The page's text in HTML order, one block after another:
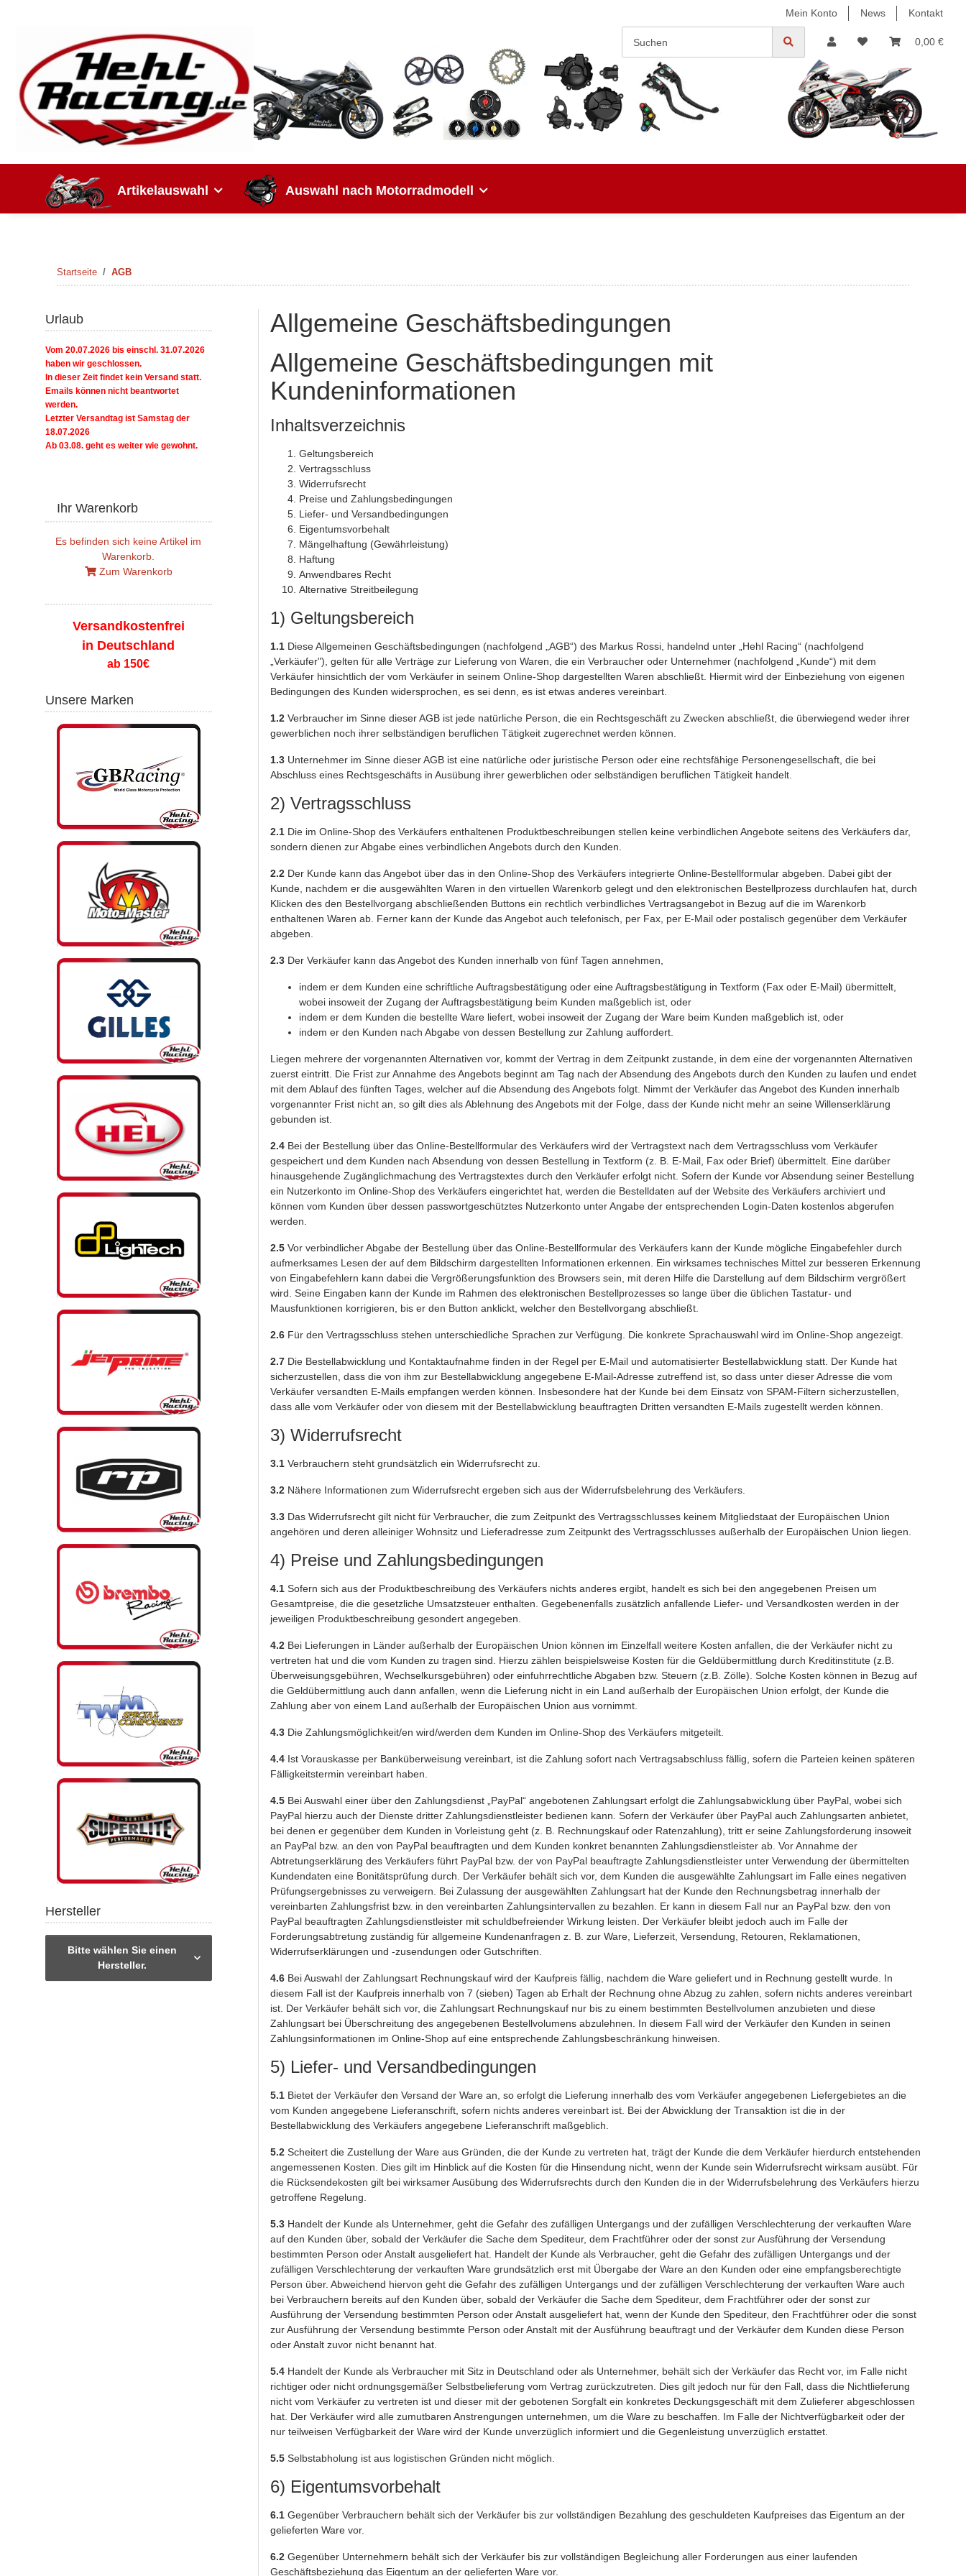
Mein Konto News Kontakt
0,00 €
Artikelauswahl Auswahl nach Motorradmodell
Startseite AGB
Allgemeine Geschäftsbedingungen
Allgemeine Geschäftsbedingungen mit
Kundeninformationen
Inhaltsverzeichnis
Geltungsbereich
Vertragsschluss
Widerrufsrecht
Preise und Zahlungsbedingungen
Liefer- und Versandbedingungen
Eigentumsvorbehalt
Mängelhaftung (Gewährleistung)
Haftung
Anwendbares Recht
Alternative Streitbeilegung
1) Geltungsbereich
1.1Diese Allgemeinen Geschäftsbedingungen (nachfolgend „AGB“) des Markus Rossi, handelnd unter „Hehl Racing“ (nachfolgend
„Verkäufer"), gelten für alle Verträge zur Lieferung von Waren, die ein Verbraucher oder Unternehmer (nachfolgend „Kunde“) mit dem
Verkäufer hinsichtlich der vom Verkäufer in seinem Online-Shop dargestellten Waren abschließt. Hiermit wird der Einbeziehung von eigenen
Bedingungen des Kunden widersprochen, es sei denn, es ist etwas anderes vereinbart.
1.2Verbraucher im Sinne dieser AGB ist jede natürliche Person, die ein Rechtsgeschäft zu Zwecken abschließt, die überwiegend weder ihrer
gewerblichen noch ihrer selbständigen beruflichen Tätigkeit zugerechnet werden können.
1.3Unternehmer im Sinne dieser AGB ist eine natürliche oder juristische Person oder eine rechtsfähige Personengesellschaft, die bei
Abschluss eines Rechtsgeschäfts in Ausübung ihrer gewerblichen oder selbständigen beruflichen Tätigkeit handelt.
2) Vertragsschluss
2.1Die im Online-Shop des Verkäufers enthaltenen Produktbeschreibungen stellen keine verbindlichen Angebote seitens des Verkäufers dar,
sondern dienen zur Abgabe eines verbindlichen Angebots durch den Kunden.
2.2Der Kunde kann das Angebot über das in den Online-Shop des Verkäufers integrierte Online-Bestellformular abgeben. Dabei gibt der
Kunde, nachdem er die ausgewählten Waren in den virtuellen Warenkorb gelegt und den elektronischen Bestellprozess durchlaufen hat, durch
Klicken des den Bestellvorgang abschließenden Buttons ein rechtlich verbindliches Vertragsangebot in Bezug auf die im Warenkorb
enthaltenen Waren ab. Ferner kann der Kunde das Angebot auch telefonisch, per Fax, per E-Mail oder postalisch gegenüber dem Verkäufer
abgeben.
2.3Der Verkäufer kann das Angebot des Kunden innerhalb von fünf Tagen annehmen,
indem er dem Kunden eine schriftliche Auftragsbestätigung oder eine Auftragsbestätigung in Textform (Fax oder E-Mail) übermittelt,
wobei insoweit der Zugang der Auftragsbestätigung beim Kunden maßgeblich ist, oder
indem er dem Kunden die bestellte Ware liefert, wobei insoweit der Zugang der Ware beim Kunden maßgeblich ist, oder
indem er den Kunden nach Abgabe von dessen Bestellung zur Zahlung auffordert.
Liegen mehrere der vorgenannten Alternativen vor, kommt der Vertrag in dem Zeitpunkt zustande, in dem eine der vorgenannten Alternativen
zuerst eintritt. Die Frist zur Annahme des Angebots beginnt am Tag nach der Absendung des Angebots durch den Kunden zu laufen und endet
mit dem Ablauf des fünften Tages, welcher auf die Absendung des Angebots folgt. Nimmt der Verkäufer das Angebot des Kunden innerhalb
vorgenannter Frist nicht an, so gilt dies als Ablehnung des Angebots mit der Folge, dass der Kunde nicht mehr an seine Willenserklärung
gebunden ist.
2.4Bei der Bestellung über das Online-Bestellformular des Verkäufers wird der Vertragstext nach dem Vertragsschluss vom Verkäufer
gespeichert und dem Kunden nach Absendung von dessen Bestellung in Textform (z. B. E-Mail, Fax oder Brief) übermittelt. Eine darüber
hinausgehende Zugänglichmachung des Vertragstextes durch den Verkäufer erfolgt nicht. Sofern der Kunde vor Absendung seiner Bestellung
ein Nutzerkonto im Online-Shop des Verkäufers eingerichtet hat, werden die Bestelldaten auf der Website des Verkäufers archiviert und
können vom Kunden über dessen passwortgeschütztes Nutzerkonto unter Angabe der entsprechenden Login-Daten kostenlos abgerufen
werden.
2.5Vor verbindlicher Abgabe der Bestellung über das Online-Bestellformular des Verkäufers kann der Kunde mögliche Eingabefehler durch
aufmerksames Lesen der auf dem Bildschirm dargestellten Informationen erkennen. Ein wirksames technisches Mittel zur besseren Erkennung
von Eingabefehlern kann dabei die Vergrößerungsfunktion des Browsers sein, mit deren Hilfe die Darstellung auf dem Bildschirm vergrößert
wird. Seine Eingaben kann der Kunde im Rahmen des elektronischen Bestellprozesses so lange über die üblichen Tastatur- und
Mausfunktionen korrigieren, bis er den Button anklickt, welcher den Bestellvorgang abschließt.
2.6Für den Vertragsschluss stehen unterschiedliche Sprachen zur Verfügung. Die konkrete Sprachauswahl wird im Online-Shop angezeigt.
2.7Die Bestellabwicklung und Kontaktaufnahme finden in der Regel per E-Mail und automatisierter Bestellabwicklung statt. Der Kunde hat
sicherzustellen, dass die von ihm zur Bestellabwicklung angegebene E-Mail-Adresse zutreffend ist, so dass unter dieser Adresse die vom
Verkäufer versandten E-Mails empfangen werden können. Insbesondere hat der Kunde bei dem Einsatz von SPAM-Filtern sicherzustellen,
dass alle vom Verkäufer oder von diesem mit der Bestellabwicklung beauftragten Dritten versandten E-Mails zugestellt werden können.
3) Widerrufsrecht
3.1Verbrauchern steht grundsätzlich ein Widerrufsrecht zu.
3.2Nähere Informationen zum Widerrufsrecht ergeben sich aus der Widerrufsbelehrung des Verkäufers.
3.3Das Widerrufsrecht gilt nicht für Verbraucher, die zum Zeitpunkt des Vertragsschlusses keinem Mitgliedstaat der Europäischen Union
angehören und deren alleiniger Wohnsitz und Lieferadresse zum Zeitpunkt des Vertragsschlusses außerhalb der Europäischen Union liegen.
4) Preise und Zahlungsbedingungen
4.1Sofern sich aus der Produktbeschreibung des Verkäufers nichts anderes ergibt, handelt es sich bei den angegebenen Preisen um
Gesamtpreise, die die gesetzliche Umsatzsteuer enthalten. Gegebenenfalls zusätzlich anfallende Liefer- und Versandkosten werden in der
jeweiligen Produktbeschreibung gesondert angegeben.
4.2Bei Lieferungen in Länder außerhalb der Europäischen Union können im Einzelfall weitere Kosten anfallen, die der Verkäufer nicht zu
vertreten hat und die vom Kunden zu tragen sind. Hierzu zählen beispielsweise Kosten für die Geldübermittlung durch Kreditinstitute (z.B.
Überweisungsgebühren, Wechselkursgebühren) oder einfuhrrechtliche Abgaben bzw. Steuern (z.B. Zölle). Solche Kosten können in Bezug auf
die Geldübermittlung auch dann anfallen, wenn die Lieferung nicht in ein Land außerhalb der Europäischen Union erfolgt, der Kunde die
Zahlung aber von einem Land außerhalb der Europäischen Union aus vornimmt.
4.3Die Zahlungsmöglichkeit/en wird/werden dem Kunden im Online-Shop des Verkäufers mitgeteilt.
4.4Ist Vorauskasse per Banküberweisung vereinbart, ist die Zahlung sofort nach Vertragsabschluss fällig, sofern die Parteien keinen späteren
Fälligkeitstermin vereinbart haben.
4.5Bei Auswahl einer über den Zahlungsdienst „PayPal“ angebotenen Zahlungsart erfolgt die Zahlungsabwicklung über PayPal, wobei sich
PayPal hierzu auch der Dienste dritter Zahlungsdienstleister bedienen kann. Sofern der Verkäufer über PayPal auch Zahlungsarten anbietet,
bei denen er gegenüber dem Kunden in Vorleistung geht (z. B. Rechnungskauf oder Ratenzahlung), tritt er seine Zahlungsforderung insoweit
an PayPal bzw. an den von PayPal beauftragten und dem Kunden konkret benannten Zahlungsdienstleister ab. Vor Annahme der
Abtretungserklärung des Verkäufers führt PayPal bzw. der von PayPal beauftragte Zahlungsdienstleister unter Verwendung der übermittelten
Kundendaten eine Bonitätsprüfung durch. Der Verkäufer behält sich vor, dem Kunden die ausgewählte Zahlungsart im Falle eines negativen
Prüfungsergebnisses zu verweigern. Bei Zulassung der ausgewählten Zahlungsart hat der Kunde den Rechnungsbetrag innerhalb der
vereinbarten Zahlungsfrist bzw. in den vereinbarten Zahlungsintervallen zu bezahlen. Er kann in diesem Fall nur an PayPal bzw. den von
PayPal beauftragten Zahlungsdienstleister mit schuldbefreiender Wirkung leisten. Der Verkäufer bleibt jedoch auch im Falle der
Forderungsabtretung zuständig für allgemeine Kundenanfragen z. B. zur Ware, Lieferzeit, Versendung, Retouren, Reklamationen,
Widerrufserklärungen und -zusendungen oder Gutschriften.
4.6Bei Auswahl der Zahlungsart Rechnungskauf wird der Kaufpreis fällig, nachdem die Ware geliefert und in Rechnung gestellt wurde. In
diesem Fall ist der Kaufpreis innerhalb von 7 (sieben) Tagen ab Erhalt der Rechnung ohne Abzug zu zahlen, sofern nichts anderes vereinbart
ist. Der Verkäufer behält sich vor, die Zahlungsart Rechnungskauf nur bis zu einem bestimmten Bestellvolumen anzubieten und diese
Zahlungsart bei Überschreitung des angegebenen Bestellvolumens abzulehnen. In diesem Fall wird der Verkäufer den Kunden in seinen
Zahlungsinformationen im Online-Shop auf eine entsprechende Zahlungsbeschränkung hinweisen.
5) Liefer- und Versandbedingungen
5.1Bietet der Verkäufer den Versand der Ware an, so erfolgt die Lieferung innerhalb des vom Verkäufer angegebenen Liefergebietes an die
vom Kunden angegebene Lieferanschrift, sofern nichts anderes vereinbart ist. Bei der Abwicklung der Transaktion ist die in der
Bestellabwicklung des Verkäufers angegebene Lieferanschrift maßgeblich.
5.2Scheitert die Zustellung der Ware aus Gründen, die der Kunde zu vertreten hat, trägt der Kunde die dem Verkäufer hierdurch entstehenden
angemessenen Kosten. Dies gilt im Hinblick auf die Kosten für die Hinsendung nicht, wenn der Kunde sein Widerrufsrecht wirksam ausübt. Für
die Rücksendekosten gilt bei wirksamer Ausübung des Widerrufsrechts durch den Kunden die in der Widerrufsbelehrung des Verkäufers hierzu
getroffene Regelung.
5.3Handelt der Kunde als Unternehmer, geht die Gefahr des zufälligen Untergangs und der zufälligen Verschlechterung der verkauften Ware
auf den Kunden über, sobald der Verkäufer die Sache dem Spediteur, dem Frachtführer oder der sonst zur Ausführung der Versendung
bestimmten Person oder Anstalt ausgeliefert hat. Handelt der Kunde als Verbraucher, geht die Gefahr des zufälligen Untergangs und der
zufälligen Verschlechterung der verkauften Ware grundsätzlich erst mit Übergabe der Ware an den Kunden oder eine empfangsberechtigte
Person über. Abweichend hiervon geht die Gefahr des zufälligen Untergangs und der zufälligen Verschlechterung der verkauften Ware auch
bei Verbrauchern bereits auf den Kunden über, sobald der Verkäufer die Sache dem Spediteur, dem Frachtführer oder der sonst zur
Ausführung der Versendung bestimmten Person oder Anstalt ausgeliefert hat, wenn der Kunde den Spediteur, den Frachtführer oder die sonst
zur Ausführung der Versendung bestimmte Person oder Anstalt mit der Ausführung beauftragt und der Verkäufer dem Kunden diese Person
oder Anstalt zuvor nicht benannt hat.
5.4Handelt der Kunde als Verbraucher mit Sitz in Deutschland oder als Unternehmer, behält sich der Verkäufer das Recht vor, im Falle nicht
richtiger oder nicht ordnungsgemäßer Selbstbelieferung vom Vertrag zurückzutreten. Dies gilt jedoch nur für den Fall, dass die Nichtlieferung
nicht vom Verkäufer zu vertreten ist und dieser mit der gebotenen Sorgfalt ein konkretes Deckungsgeschäft mit dem Zulieferer abgeschlossen
hat. Der Verkäufer wird alle zumutbaren Anstrengungen unternehmen, um die Ware zu beschaffen. Im Falle der Nichtverfügbarkeit oder der
nur teilweisen Verfügbarkeit der Ware wird der Kunde unverzüglich informiert und die Gegenleistung unverzüglich erstattet.
5.5Selbstabholung ist aus logistischen Gründen nicht möglich.
6) Eigentumsvorbehalt
6.1Gegenüber Verbrauchern behält sich der Verkäufer bis zur vollständigen Bezahlung des geschuldeten Kaufpreises das Eigentum an der
gelieferten Ware vor.
6.2Gegenüber Unternehmern behält sich der Verkäufer bis zur vollständigen Begleichung aller Forderungen aus einer laufenden
Geschäftsbeziehung das Eigentum an der gelieferten Ware vor.
Urlaub
Vom 20.07.2026 bis einschl. 31.07.2026
haben wir geschlossen.
In dieser Zeit findet kein Versand statt.
Emails können nicht beantwortet
werden.
Letzter Versandtag ist Samstag der
18.07.2026
Ab 03.08. geht es weiter wie gewohnt.
Ihr Warenkorb
Es befinden sich keine Artikel im
Warenkorb.
Zum Warenkorb
Versandkostenfrei
in Deutschland
ab 150€
Unsere Marken
Hersteller
Bitte wählen Sie einen
Hersteller.